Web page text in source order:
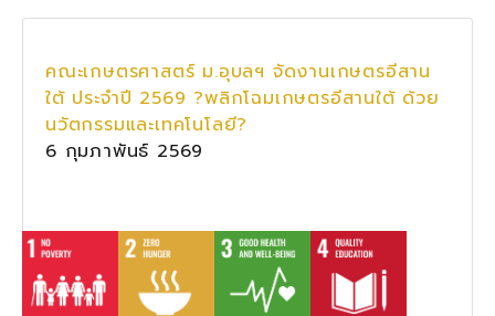
คณะเกษตรศาสตร์ ม.อุบลฯ จัดงานเกษตรอีสาน
ใต้ ประจำปี 2569 ?พลิกโฉมเกษตรอีสานใต้ ด้วย
นวัตกรรมและเทคโนโลยี?
6 กุมภาพันธ์ 2569